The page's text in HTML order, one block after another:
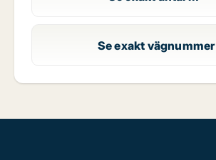
Se exakt vägnummer